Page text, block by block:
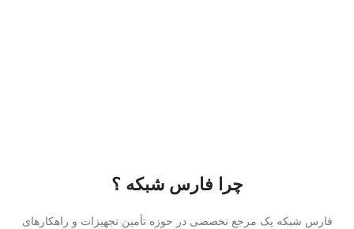
چرا فارس شبکه ؟
فارس شبکه یک مرجع تخصصی در حوزه تأمین تجهیزات و راهکارهای